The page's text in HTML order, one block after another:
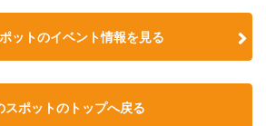
ットのイベント情報を見る
スポットのトップへ戻る